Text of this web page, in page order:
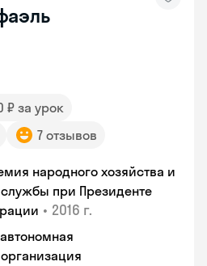
₽ за урок
7 отзывов
народного хозяйства и
при Президенте
• 2016 г.